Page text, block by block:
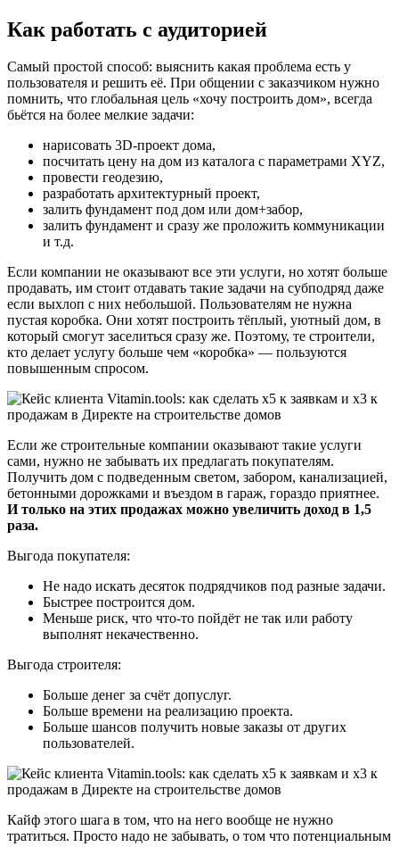
Как работать с аудиторией
Самый простой способ: выяснить какая проблема есть у
пользователя и решить её. При общении с заказчиком нужно
помнить, что глобальная цель «хочу построить дом», всегда
бьётся на более мелкие задачи:
нарисовать 3D-проект дома,
посчитать цену на дом из каталога с параметрами XYZ,
провести геодезию,
разработать архитектурный проект,
залить фундамент под дом или дом+забор,
залить фундамент и сразу же проложить коммуникации
и т.д.
Если компании не оказывают все эти услуги, но хотят больше
продавать, им стоит отдавать такие задачи на субподряд даже
если выхлоп с них небольшой. Пользователям не нужна
пустая коробка. Они хотят построить тёплый, уютный дом, в
который смогут заселиться сразу же. Поэтому, те строители,
кто делает услугу больше чем «коробка» — пользуются
повышенным спросом.
Если же строительные компании оказывают такие услуги
сами, нужно не забывать их предлагать покупателям.
Получить дом с подведенным светом, забором, канализацией,
бетонными дорожками и въездом в гараж, гораздо приятнее.
И только на этих продажах можно увеличить доход в 1,5
раза.
Выгода покупателя:
Не надо искать десяток подрядчиков под разные задачи.
Быстрее построится дом.
Меньше риск, что что-то пойдёт не так или работу
выполнят некачественно.
Выгода строителя:
Больше денег за счёт допуслуг.
Больше времени на реализацию проекта.
Больше шансов получить новые заказы от других
пользователей.
Кайф этого шага в том, что на него вообще не нужно
тратиться. Просто надо не забывать, о том что потенциальным